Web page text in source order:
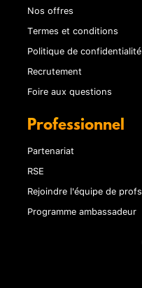
Nos offres
Termes et conditions
Politique de confidentialité
Recrutement
Foire aux questions
Professionnel
Partenariat
RSE
Rejoindre l'équipe de profs
Programme ambassadeur